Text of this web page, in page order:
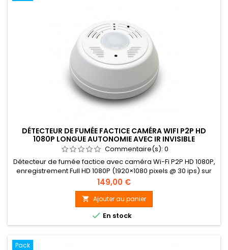
DÉTECTEUR DE FUMÉE FACTICE CAMÉRA WIFI P2P HD
1080P LONGUE AUTONOMIE AVEC IR INVISIBLE
DÉTECTEUR DE MOUVEMENT SUR CARTE 128 GO
Commentaire(s): 0
Détecteur de fumée factice avec caméra Wi-Fi P2P HD 1080P,
enregistrement Full HD 1080P (1920×1080 pixels @ 30 ips) sur
carte micro SDHC (jusqu'à 128 Go, 128 Go inclus), enregistre à
la détection de mouvement par capteur "PIR", programmé et
en continu, accès à distance sur smartphone et tablette iOs
(iPad / iPhone) et Android, Alerte détection par...
Prix
149,00 €
 Ajouter au panier
 En stock
Pack